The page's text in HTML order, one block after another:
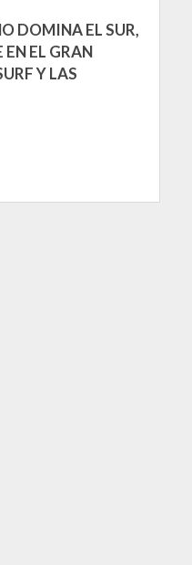
DOMINA EL SUR,
EL GRAN
Y LAS